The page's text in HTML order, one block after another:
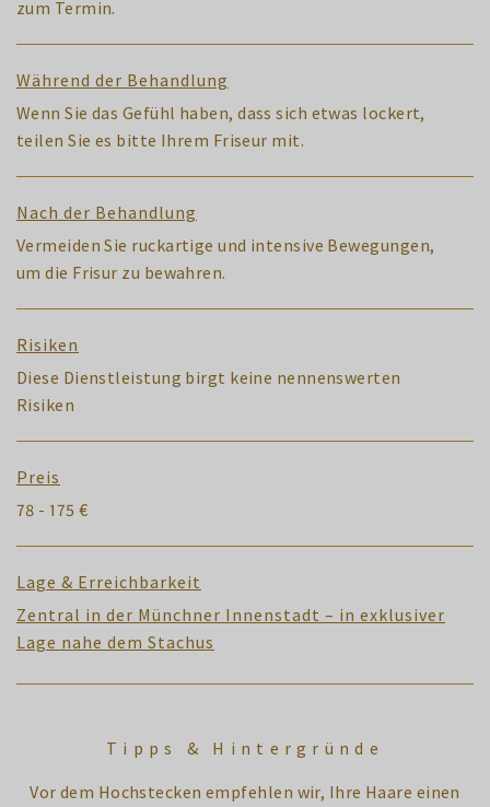
zum Termin.
Während der Behandlung
Wenn Sie das Gefühl haben, dass sich etwas lockert,
teilen Sie es bitte Ihrem Friseur mit.
Nach der Behandlung
Vermeiden Sie ruckartige und intensive Bewegungen,
um die Frisur zu bewahren.
Risiken
Diese Dienstleistung birgt keine nennenswerten
Risiken
Preis
78 - 175 €
Lage & Erreichbarkeit
Zentral in der Münchner Innenstadt – in exklusiver
Lage nahe dem Stachus
Tipps & Hintergründe
Vor dem Hochstecken empfehlen wir, Ihre Haare einen